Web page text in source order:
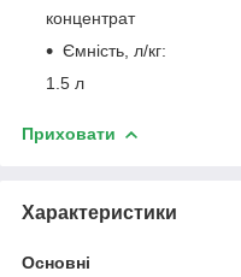
концентрат
Ємність, л/кг:
1.5 л
Приховати
Характеристики
Основні